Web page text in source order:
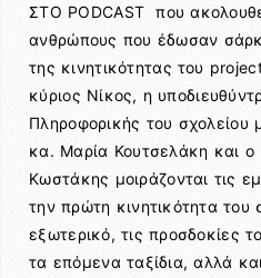
ΣΤΟ PODCAST που
ανθρώπους που έδωσαν
της κινητικότητας του
κύριος Νίκος, η
Πληροφορικής του σχολείου
κα. Μαρία Κουτσελάκη και ο
Κωστάκης μοιράζονται τις
την πρώτη κινητικότητα του
εξωτερικό, τις προσδοκίες
τα επόμενα ταξίδια, αλλά